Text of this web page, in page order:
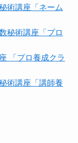
術講座「ネーム
秘術講座「プロ
「プロ養成クラ
術講座「講師養